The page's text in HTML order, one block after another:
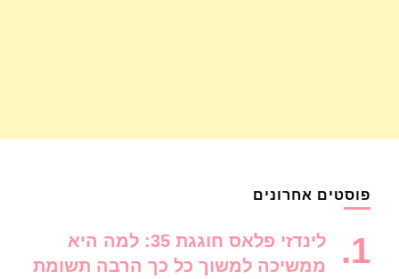
פוסטים אחרונים
לינדזי פלאס חוגגת 35: למה היא
ממשיכה למשוך כל כך הרבה תשומת